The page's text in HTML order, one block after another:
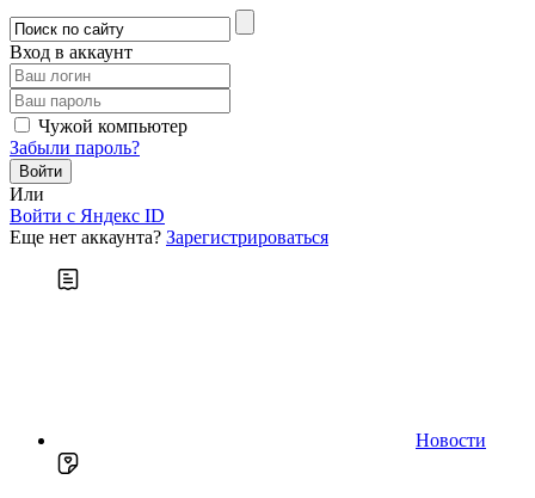
Вход в аккаунт
Чужой компьютер
Забыли пароль?
Или
Войти c Яндекс ID
Еще нет аккаунта? Зарегистрироваться
Новости